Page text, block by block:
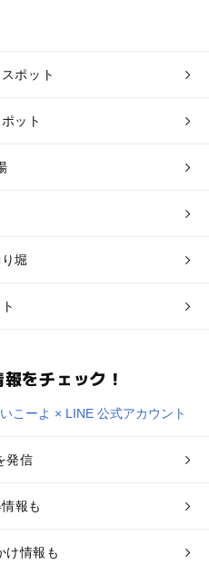
ポット
ット
堀
をチェック！
発信
報も
け情報も